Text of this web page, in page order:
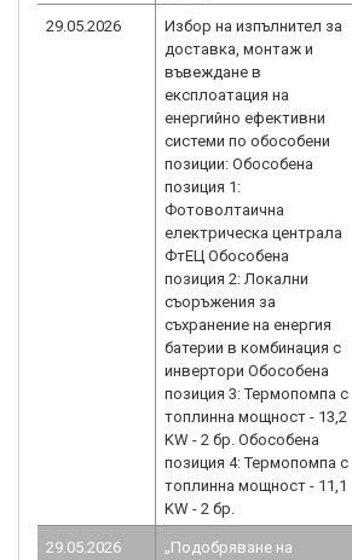
29.05.2026
Избор на изпълнител за
доставка, монтаж и
въвеждане в
експлоатация на
енергийно ефективни
системи по обособени
позиции: Обособена
позиция 1:
Фотоволтаична
електрическа централа
ФтЕЦ Обособена
позиция 2: Локални
съоръжения за
съхранение на енергия
батерии в комбинация с
инвертори Обособена
позиция 3: Термопомпа с
топлинна мощност - 13,2
KW - 2 бр. Обособена
позиция 4: Термопомпа с
топлинна мощност - 11,1
KW - 2 бр.
29.05.2026
„Подобряване на